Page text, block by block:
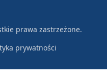
prawa zastrzeżone.
prywatności